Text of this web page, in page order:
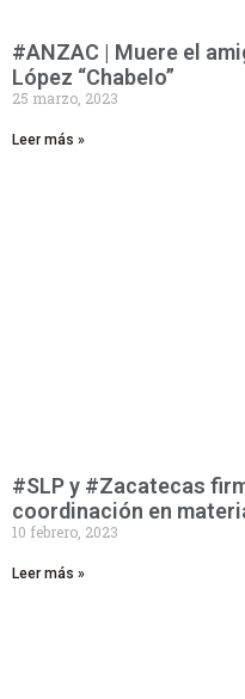
#ANZAC | Muere el
López “Chabelo”
25 marzo, 2023
Leer más »
#SLP y #Zacatecas
coordinación en
10 febrero, 2023
Leer más »